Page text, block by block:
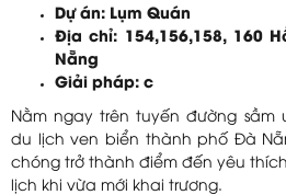
Dự án: Lụm Quán
Địa chỉ: 154,156,158, 160
Nẵng
Giải pháp: c
Nằm ngay trên tuyến đường sầm
du lịch ven biển thành phố Đà
chóng trở thành điểm đến yêu
lịch khi vừa mới khai trương.